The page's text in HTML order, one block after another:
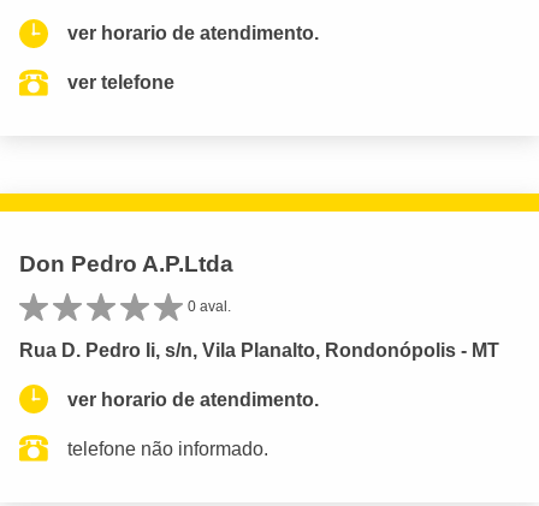
ver horario de atendimento.
ver telefone
Don Pedro A.P.Ltda
0 aval.
Rua D. Pedro Ii, s/n, Vila Planalto, Rondonópolis - MT
ver horario de atendimento.
telefone não informado.